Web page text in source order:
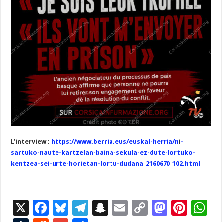
L’interview : https://www.berria.eus/euskal-herria/ni-
sartuko-naute-kartzelan-baina-sekula-ez-dute-lortuko-
kentzea-sei-urte-horietan-lortu-dudana_2160670_102.html
X
F
Bl T
S
E
C
M Pi